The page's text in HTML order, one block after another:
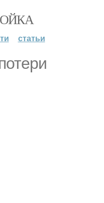
статьи